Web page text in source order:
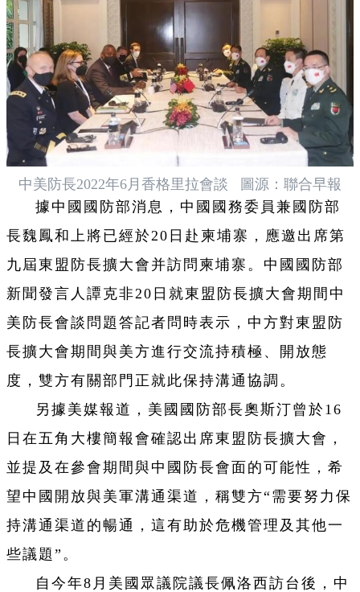
中美防長2022年6月香格里拉會談 圖源：聯合早報
據中國國防部消息，中國國務委員兼國防部
長魏鳳和上將已經於20日赴柬埔寨，應邀出席第
九屆東盟防長擴大會并訪問柬埔寨。中國國防部
新聞發言人譚克非20日就東盟防長擴大會期間中
美防長會談問題答記者問時表示，中方對東盟防
長擴大會期間與美方進行交流持積極、開放態
度，雙方有關部門正就此保持溝通協調。
另據美媒報道，美國國防部長奧斯汀曾於16
日在五角大樓簡報會確認出席東盟防長擴大會，
並提及在參會期間與中國防長會面的可能性，希
望中國開放與美軍溝通渠道，稱雙方“需要努力保
持溝通渠道的暢通，這有助於危機管理及其他一
些議題”。
自今年8月美國眾議院議長佩洛西訪台後，中